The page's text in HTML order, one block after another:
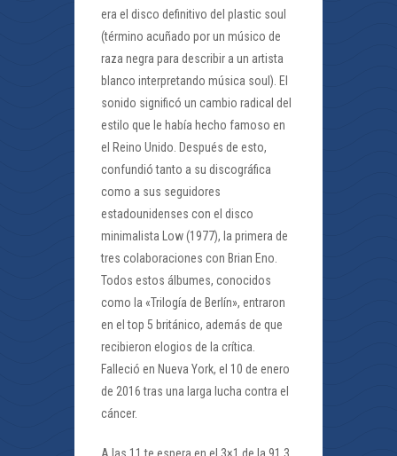
era el disco definitivo del plastic soul
(término acuñado por un músico de
raza negra para describir a un artista
blanco interpretando música soul). El
sonido significó un cambio radical del
estilo que le había hecho famoso en
el Reino Unido. Después de esto,
confundió tanto a su discográfica
como a sus seguidores
estadounidenses con el disco
minimalista Low (1977), la primera de
tres colaboraciones con Brian Eno.
Todos estos álbumes, conocidos
como la «Trilogía de Berlín», entraron
en el top 5 británico, además de que
recibieron elogios de la crítica.
Falleció en Nueva York, el 10 de enero
de 2016 tras una larga lucha contra el
cáncer.